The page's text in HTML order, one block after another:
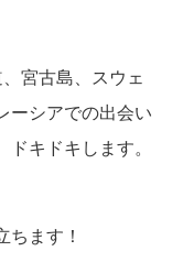
宮古島、スウェ
ーシアでの出会い
キドキします。
ちます！